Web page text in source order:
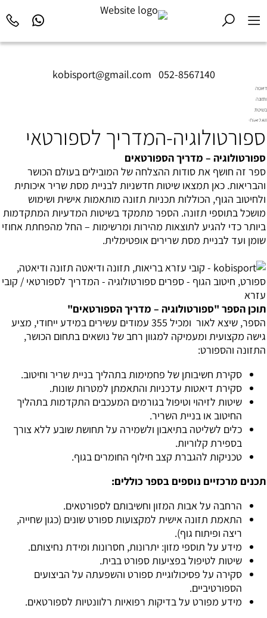
kobisport@gmail.com 052-8567140
דיאטה
ותזונה
בשיטת
Diet2All:
שמאחורי
המושלם.
ספורטולוגיה-המדריך לספורטאי
ספורטולוגיה – מדריך הספורטאים
ספר זה חושף את סודות ההצלחה של המובילים בעולם הכושר
והבריאות. כאן תמצאו שיטות חדשניות לבניית מסת שריר איכותית
ולחיטוב הגוף, הכוללות תכניות תזונה מותאמות אישית ושימוש
מושכל בתוספי תזונה. הספר מתמקד בשיטות המדעיות המתקדמות
ביותר כדי להגיע לתוצאות מהירות ומרשימות – החל מהפחתת אחוזי
שומן ועד לבניית מסת שרירים אופטימלית.
תוכן הספר "ספורטולוגיה – מדריך הספורטאים"
הספר, שיצא לאור ומכיל 355 עמודים עשירים במידע ייחודי, מציע
גישה מקצועית ומעמיקה למגוון רחב של נושאים בתחום הכושר,
התזונה והספורט:
סקירת חשיבותן של פחמימות בתהליך בניית שריר וחיטוב.
סקירת דיאטות עדכניות והתאמתן למטרות שונות.
שיטות לזיהוי וטיפול בגורמים המעכבים התקדמות בתהליך
החיטוב או בניית השריר.
כלים לשליטה בתיאבון ולשמירה על תחושת שובע ללא צורך
בספירת קלוריות.
טכניקות להגברת קצב חילוף החומרים בגוף.
תכנים מרכזיים נוספים בספר כוללים:
הרחבה על אבות המזון וחשיבותם לספורטאים.
התאמת תזונה אישית למקצועות ספורט שונים (כגון שחייה,
ריצה ופיתוח גוף).
מידע על תוספי מזון: יתרונות, חסרונות ומידת נחיצותם.
שיטות לטיפול בפציעות ספורט בבית.
סקירה על פסיכולוגיית ספורט והשפעתה על הביצועים
הספורטיביים.
מידע מפורט על בדיקות רפואיות רלוונטיות לספורטאים.